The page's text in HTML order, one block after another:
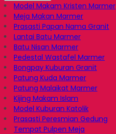
Model Makam Kristen Marmer
Meja Makan Marmer
Prasasti Papan Nama Granit
Lantai Batu Marmer
Batu Nisan Marmer
Pedestal Wastafel Marmer
Bongpay Kuburan Granit
Patung Kuda Marmer
Patung Malaikat Marmer
Kijing Makam Islam
Model Kuburan Katolik
Prasasti Peresmian Gedung
Tempat Pulpen Meja